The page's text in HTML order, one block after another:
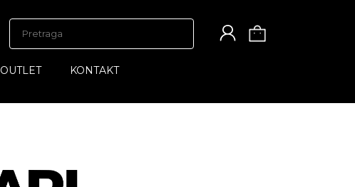
OUTLET KONTAKT